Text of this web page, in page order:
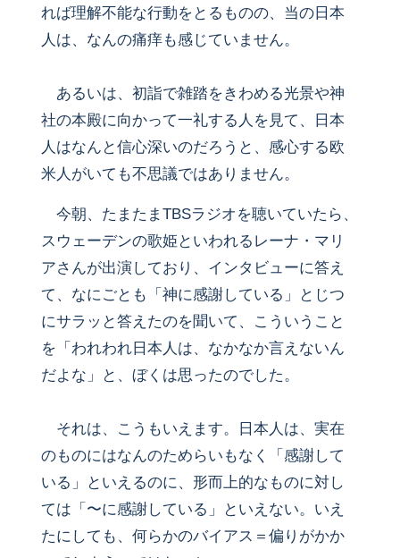
れば理解不能な行動をとるものの、当の日本
人は、なんの痛痒も感じていません。
あるいは、初詣で雑踏をきわめる光景や神
社の本殿に向かって一礼する人を見て、日本
人はなんと信心深いのだろうと、感心する欧
米人がいても不思議ではありません。
今朝、たまたまTBSラジオを聴いていたら、
スウェーデンの歌姫といわれるレーナ・マリ
アさんが出演しており、インタビューに答え
て、なにごとも「神に感謝している」とじつ
にサラッと答えたのを聞いて、こういうこと
を「われわれ日本人は、なかなか言えないん
だよな」と、ぼくは思ったのでした。
それは、こうもいえます。日本人は、実在
のものにはなんのためらいもなく「感謝して
いる」といえるのに、形而上的なものに対し
ては「〜に感謝している」といえない。いえ
たにしても、何らかのバイアス＝偏りがかか